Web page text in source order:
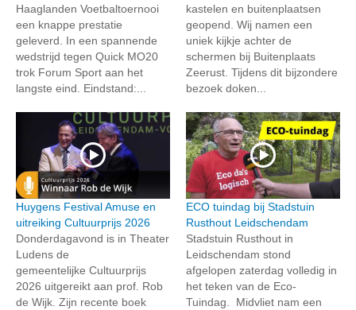
Haaglanden Voetbaltoernooi
een knappe prestatie
geleverd. In een spannende
wedstrijd tegen Quick MO20
trok Forum Sport aan het
langste eind. Eindstand:...
kastelen en buitenplaatsen
geopend. Wij namen een
uniek kijkje achter de
schermen bij Buitenplaats
Zeerust. Tijdens dit bijzondere
bezoek doken...
Huygens Festival Amuse en
uitreiking Cultuurprijs 2026
Donderdagavond is in Theater
Ludens de
gemeentelijke Cultuurprijs
2026 uitgereikt aan prof. Rob
de Wijk. Zijn recente boek
ECO tuindag bij Stadstuin
Rusthout Leidschendam
Stadstuin Rusthout in
Leidschendam stond
afgelopen zaterdag volledig in
het teken van de Eco-
Tuindag. Midvliet nam een